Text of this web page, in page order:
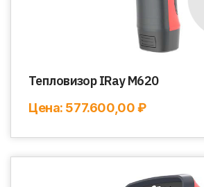
Тепловизор IRay M620
Цена: 577.600,00 ₽